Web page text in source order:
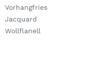
Vorhangfries
Jacquard
Wollflanell